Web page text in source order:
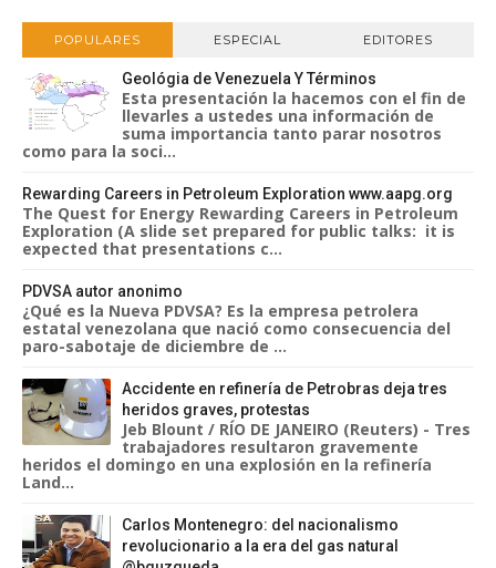
POPULARES ESPECIAL EDITORES
Geológia de Venezuela Y Términos
Esta presentación la hacemos con el fin de
llevarles a ustedes una información de
suma importancia tanto parar nosotros
como para la soci...
Rewarding Careers in Petroleum Exploration www.aapg.org
The Quest for Energy Rewarding Careers in Petroleum
Exploration (A slide set prepared for public talks: it is
expected that presentations c...
PDVSA autor anonimo
¿Qué es la Nueva PDVSA? Es la empresa petrolera
estatal venezolana que nació como consecuencia del
paro-sabotaje de diciembre de ...
Accidente en refinería de Petrobras deja tres
heridos graves, protestas
Jeb Blount / RÍO DE JANEIRO (Reuters) - Tres
trabajadores resultaron gravemente
heridos el domingo en una explosión en la refinería
Land...
Carlos Montenegro: del nacionalismo
revolucionario a la era del gas natural